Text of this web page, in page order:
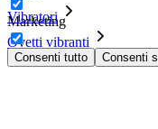
Marketing
Consenti tutto Consenti
Vibratori
Ovetti vibranti
10 Speed Remote Egg